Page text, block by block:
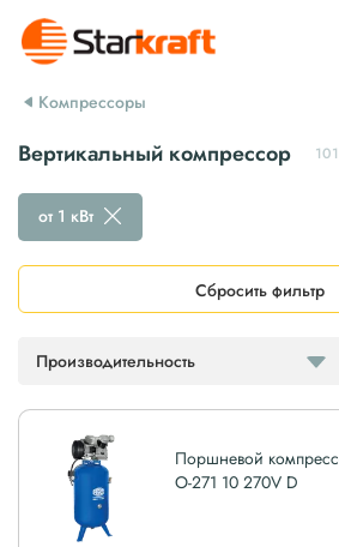
Компрессоры
Вертикальный компрессор
Производительность
от 1 кВт
Сбросить фильтр
Поршневой
O-271 10 270V D